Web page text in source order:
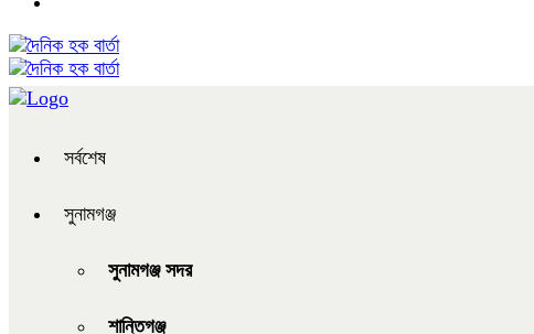
সর্বশেষ
সুনামগঞ্জ
সুনামগঞ্জ সদর
শান্তিগঞ্জ